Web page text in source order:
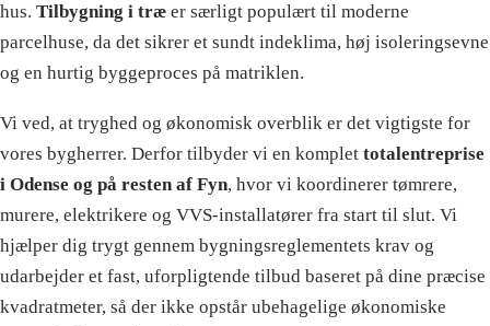
hus. Tilbygning i træ er særligt populært til moderne
parcelhuse, da det sikrer et sundt indeklima, høj isoleringsevne
og en hurtig byggeproces på matriklen.
Vi ved, at tryghed og økonomisk overblik er det vigtigste for
vores bygherrer. Derfor tilbyder vi en komplet totalentreprise
i Odense og på resten af Fyn, hvor vi koordinerer tømrere,
murere, elektrikere og VVS-installatører fra start til slut. Vi
hjælper dig trygt gennem bygningsreglementets krav og
udarbejder et fast, uforpligtende tilbud baseret på dine præcise
kvadratmeter, så der ikke opstår ubehagelige økonomiske